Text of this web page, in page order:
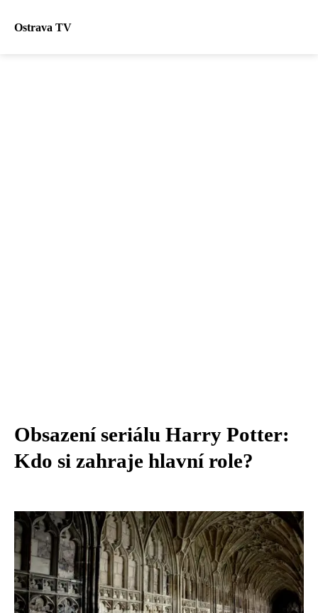
Ostrava TV
Obsazení seriálu Harry Potter:
Kdo si zahraje hlavní role?